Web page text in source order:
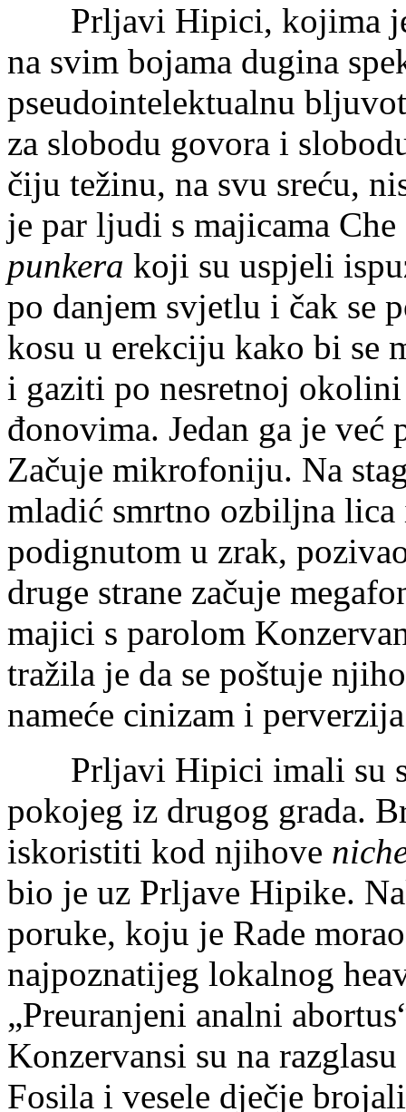
Prljavi Hipici, kojima je
na svim bojama dugina
pseudointelektualnu
za slobodu govora i
čiju težinu, na svu sreću,
je par ljudi s majicama
punkera koji su uspjeli
po danjem svjetlu i čak se
kosu u erekciju kako bi se
i gaziti po nesretnoj
đonovima. Jedan ga je
Začuje mikrofoniju. Na
mladić smrtno ozbiljna lica
podignutom u zrak,
druge strane začuje
majici s parolom
tražila je da se poštuje
nameće cinizam i
Prljavi Hipici imali su
pokojeg iz drugog grada.
iskoristiti kod njihove
bio je uz Prljave Hipike.
poruke, koju je Rade
najpoznatijeg lokalnog
„Preuranjeni analni
Konzervansi su na
Fosila i vesele dječje